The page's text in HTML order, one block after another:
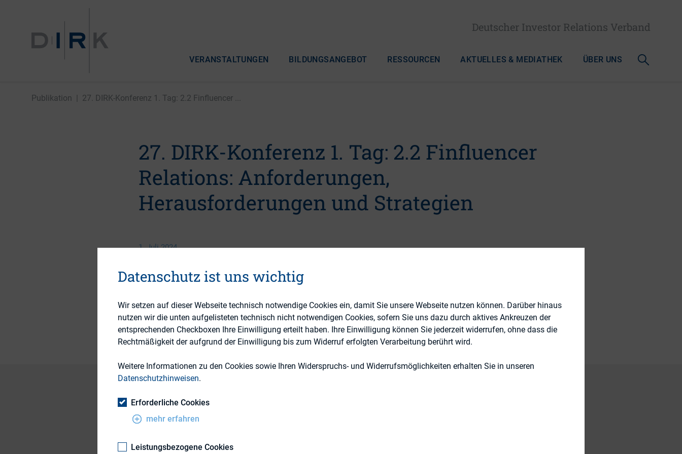
Deutscher Investor Relations Verband
VERANSTALTUNGEN BILDUNGSANGEBOT RESSOURCEN AKTUELLES & MEDIATHEK ÜBER UNS
Publikation 27. DIRK-Konferenz 1. Tag: 2.2 Finfluencer ...
27. DIRK-Konferenz 1. Tag: 2.2 Finfluencer
Relations: Anforderungen,
Herausforderungen und Strategien
1. Juli 2024
Publikationsform
DIRK-Publikationen
Finfluencer (Financial Influencer) sind reichweitenstarke und einflussreiche
Informationsvermittler am Kapitalmarkt. Sie prägen das Wissen und die Einschätzungen
insbesondere junger Aktionäre. Immer mehr IROs sind interessiert an Kooperationen mit
Datenschutz ist uns wichtig
Wir setzen auf dieser Webseite technisch notwendige Cookies ein, damit Sie unsere Webseite nutzen können. Darüber hinaus
nutzen wir die unten aufgelisteten technisch nicht notwendigen Cookies, sofern Sie uns dazu durch aktives Ankreuzen der
entsprechenden Checkboxen Ihre Einwilligung erteilt haben. Ihre Einwilligung können Sie jederzeit widerrufen, ohne dass die
Rechtmäßigkeit der aufgrund der Einwilligung bis zum Widerruf erfolgten Verarbeitung berührt wird.
Weitere Informationen zu den Cookies sowie Ihren Widerspruchs- und Widerrufsmöglichkeiten erhalten Sie in unseren
Datenschutzhinweisen.
Erforderliche Cookies
mehr erfahren
Leistungsbezogene Cookies